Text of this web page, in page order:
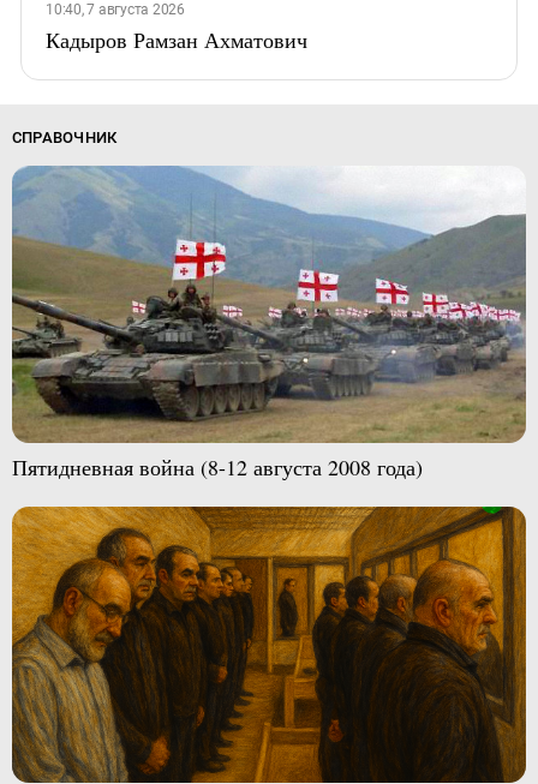
10:40, 7 августа 2026
Кадыров Рамзан Ахматович
СПРАВОЧНИК
Пятидневная война (8-12 августа 2008 года)